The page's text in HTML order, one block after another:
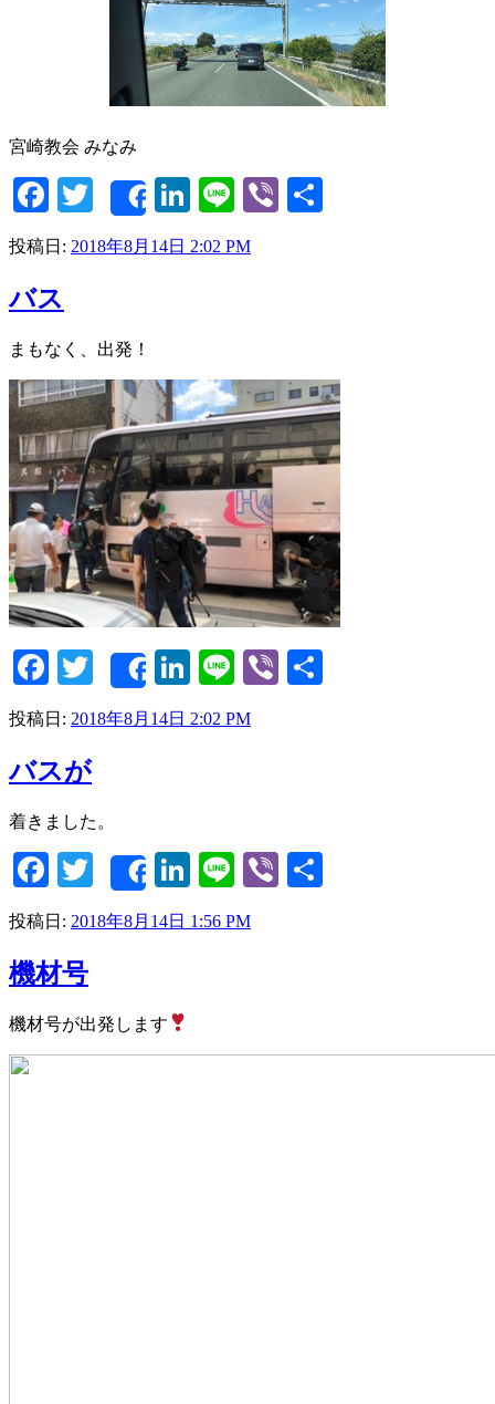
宮崎教会 みなみ
Facebook
TwitterShareLinkedIn
LineViber
投稿日: 2018年8月14日 2:02 PM
バス
まもなく、出発！
Facebook
TwitterShareLinkedIn
LineViber
投稿日: 2018年8月14日 2:02 PM
バスが
着きました。
Facebook
TwitterShareLinkedIn
LineViber
投稿日: 2018年8月14日 1:56 PM
機材号
機材号が出発します